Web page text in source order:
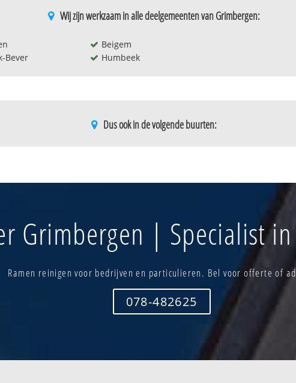
Wij zijn werkzaam in alle deelgemeenten van Grimbergen:
Bever
Beigem
Humbeek
Dus ook in de volgende buurten:
bewoning-zuid
west
Humbeek-centrum
Humbeek-verspr. bewoning-
Humbeek-verspr. bewoning-
Kerselaar
Koppendries
Sint-servaas
Strombeek-
noord
Tramstation
Veldkant
Verbrande
Grimbergen | Specialist
Ramen reinigen voor bedrijven en particulieren. Bel voor offerte of
078-482625